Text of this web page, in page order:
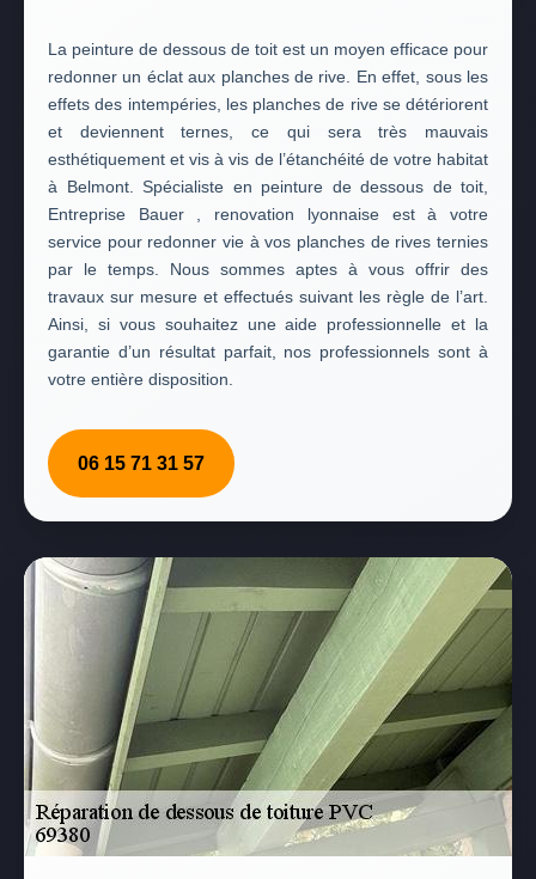
La peinture de dessous de toit est un moyen efficace pour
redonner un éclat aux planches de rive. En effet, sous les
effets des intempéries, les planches de rive se détériorent
et deviennent ternes, ce qui sera très mauvais
esthétiquement et vis à vis de l’étanchéité de votre habitat
à Belmont. Spécialiste en peinture de dessous de toit,
Entreprise Bauer , renovation lyonnaise est à votre
service pour redonner vie à vos planches de rives ternies
par le temps. Nous sommes aptes à vous offrir des
travaux sur mesure et effectués suivant les règle de l’art.
Ainsi, si vous souhaitez une aide professionnelle et la
garantie d’un résultat parfait, nos professionnels sont à
votre entière disposition.
06 15 71 31 57